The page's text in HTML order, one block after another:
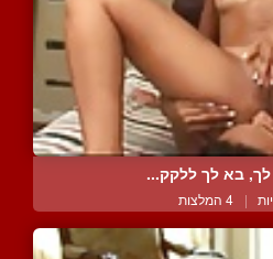
לך, בא לך ללקק...
| 4 המלצות